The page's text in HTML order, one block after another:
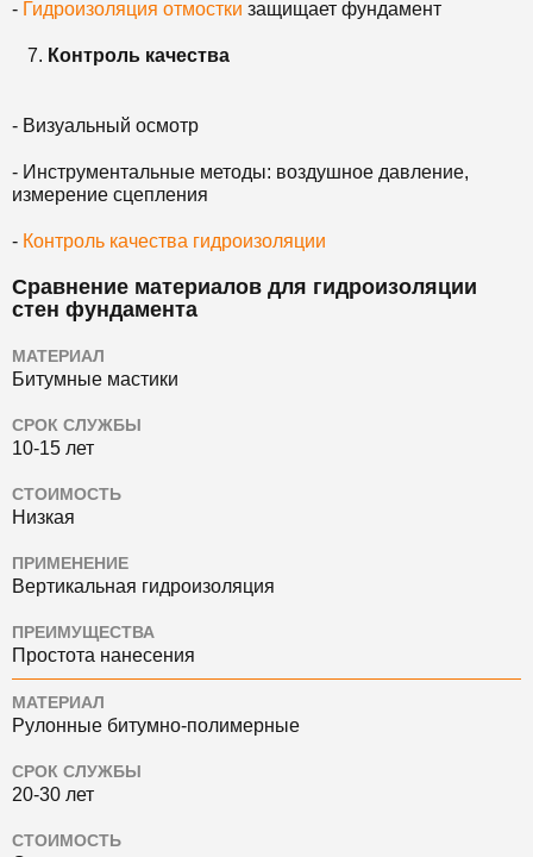
- Гидроизоляция отмостки защищает фундамент
Контроль качества
- Визуальный осмотр
- Инструментальные методы: воздушное давление,
измерение сцепления
- Контроль качества гидроизоляции
Сравнение материалов для гидроизоляции
стен фундамента
МАТЕРИАЛ
Битумные мастики
СРОК СЛУЖБЫ
10-15 лет
СТОИМОСТЬ
Низкая
ПРИМЕНЕНИЕ
Вертикальная гидроизоляция
ПРЕИМУЩЕСТВА
Простота нанесения
МАТЕРИАЛ
Рулонные битумно-полимерные
СРОК СЛУЖБЫ
20-30 лет
СТОИМОСТЬ